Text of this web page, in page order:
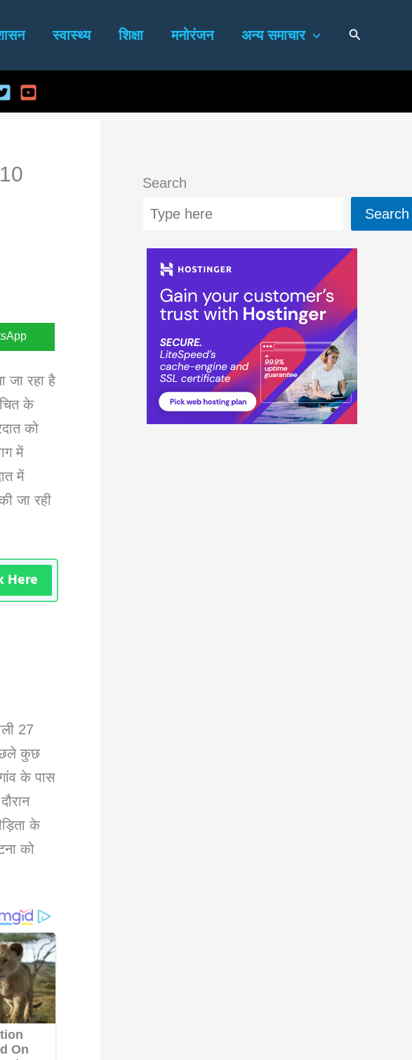
स्वास्थ्य शिक्षा मनोरंजन अन्य समाचार Search
जा रहा है
के
को
में
में
जा रही
Here
27
कुछ
के पास
के
को
Search
Search